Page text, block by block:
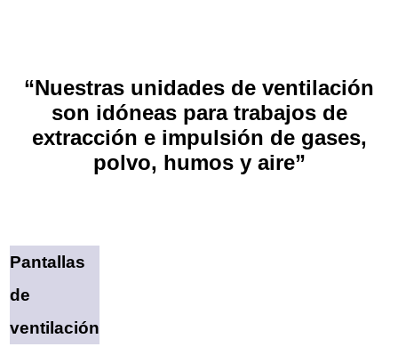
“Nuestras unidades de ventilación
son idóneas para trabajos de
extracción e impulsión de gases,
polvo, humos y aire”
Pantallas
de
ventilación